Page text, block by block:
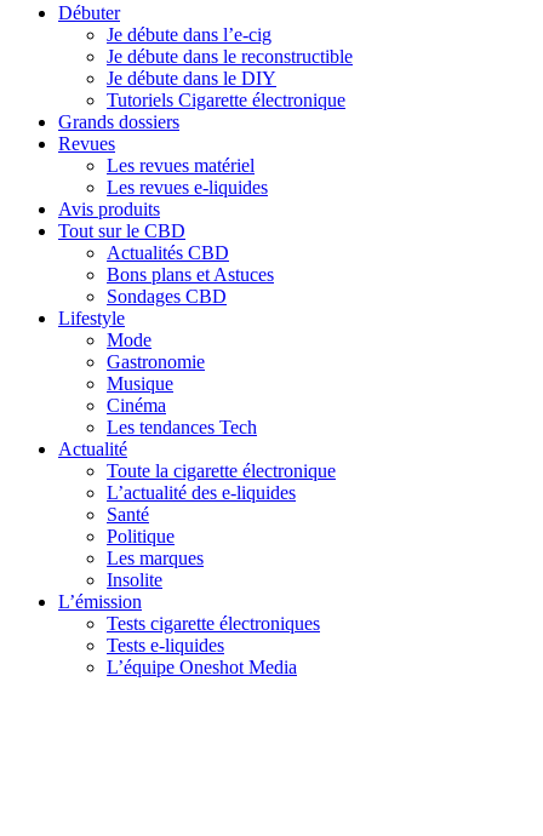
Débuter
Je débute dans l’e-cig
Je débute dans le reconstructible
Je débute dans le DIY
Tutoriels Cigarette électronique
Grands dossiers
Revues
Les revues matériel
Les revues e-liquides
Avis produits
Tout sur le CBD
Actualités CBD
Bons plans et Astuces
Sondages CBD
Lifestyle
Mode
Gastronomie
Musique
Cinéma
Les tendances Tech
Actualité
Toute la cigarette électronique
L’actualité des e-liquides
Santé
Politique
Les marques
Insolite
L’émission
Tests cigarette électroniques
Tests e-liquides
L’équipe Oneshot Media